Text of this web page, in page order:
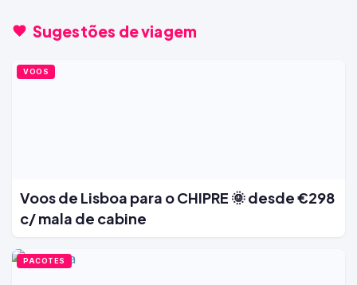
Sugestões de viagem
VOOS
Voos de Lisboa para o CHIPRE 🌞 desde €298
c/ mala de cabine
PACOTES